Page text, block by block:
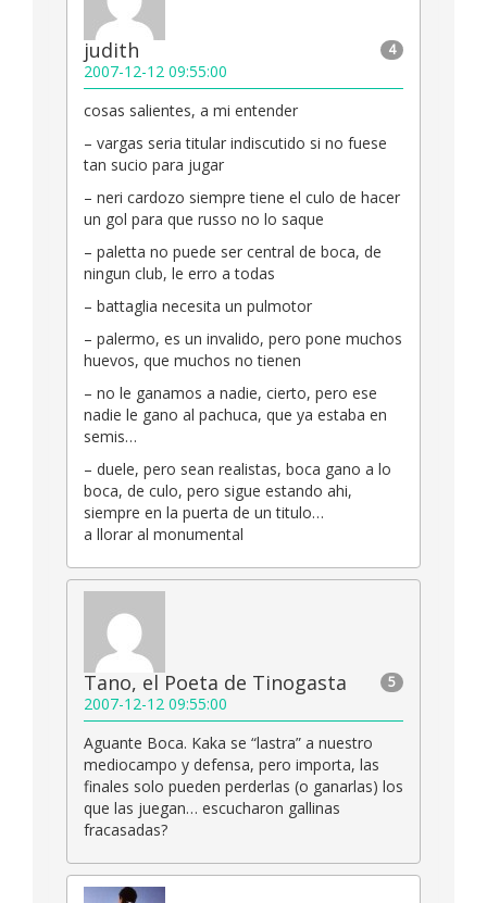
4
judith
2007-12-12 09:55:00
cosas salientes, a mi entender
– vargas seria titular indiscutido si no fuese
tan sucio para jugar
– neri cardozo siempre tiene el culo de hacer
un gol para que russo no lo saque
– paletta no puede ser central de boca, de
ningun club, le erro a todas
– battaglia necesita un pulmotor
– palermo, es un invalido, pero pone muchos
huevos, que muchos no tienen
– no le ganamos a nadie, cierto, pero ese
nadie le gano al pachuca, que ya estaba en
semis…
– duele, pero sean realistas, boca gano a lo
boca, de culo, pero sigue estando ahi,
siempre en la puerta de un titulo…
a llorar al monumental
5
Tano, el Poeta de Tinogasta
2007-12-12 09:55:00
Aguante Boca. Kaka se “lastra” a nuestro
mediocampo y defensa, pero importa, las
finales solo pueden perderlas (o ganarlas) los
que las juegan… escucharon gallinas
fracasadas?